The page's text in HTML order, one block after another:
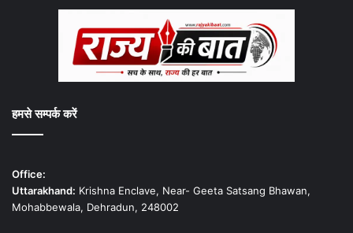
हमसे सम्पर्क करें
Office:
Uttarakhand: Krishna Enclave, Near- Geeta Satsang Bhawan,
Mohabbewala, Dehradun, 248002